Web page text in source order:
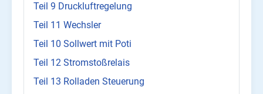
Teil 9 Druckluftregelung
Teil 11 Wechsler
Teil 10 Sollwert mit Poti
Teil 12 Stromstoßrelais
Teil 13 Rolladen Steuerung